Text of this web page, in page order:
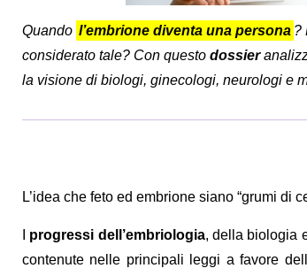
Quando l’embrione diventa una persona ?
considerato tale? Con questo dossier
la visione di biologi, ginecologi, neurologi e
L’idea che feto ed embrione siano “grumi di
progressi dell’embriologia, della biologia
contenute nelle principali leggi a favore